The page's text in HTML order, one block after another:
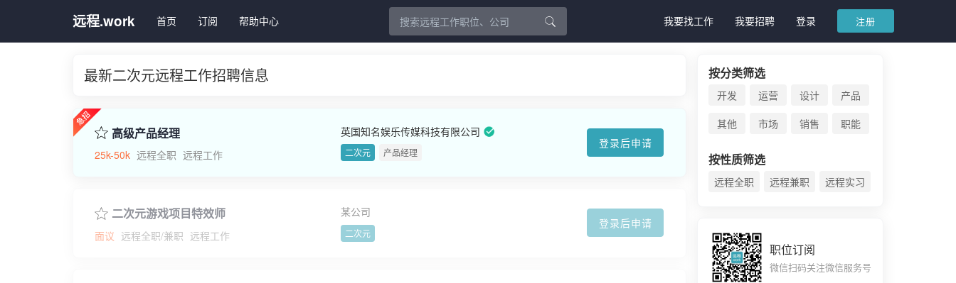
远程.work 首页 订阅 帮助中心 我要找工作 我要招聘 登录 注册
最新二次元远程工作招聘信息
高级产品经理
25k-50k 远程全职 远程工作
英国知名娱乐传媒科技有限公司
二次元 产品经理
登录后申请
二次元游戏项目特效师
面议 远程全职/兼职 远程工作
某公司
二次元
登录后申请
按分类筛选
开发 运营 设计
产品
其他
市场 销售 职能
按性质筛选
远程全职 远程兼职 远程实习
职位订阅
微信扫码关注微信服务号